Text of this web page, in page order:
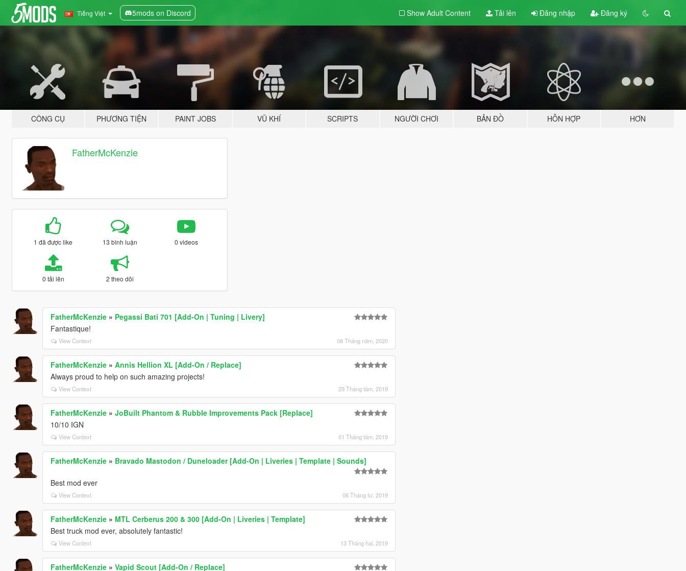
Tiếng Việt 5mods on Discord Show Adult Content Tải lên Đăng nhập Đăng ký
CÔNG CỤ PHƯƠNG TIỆN PAINT JOBS VŨ KHÍ SCRIPTS NGƯỜI CHƠI BẢN ĐỒ HỖN HỢP HƠN
FatherMcKenzie
1 đã được like 13 bình luận 0 videos
0 tải lên 2 theo dõi
FatherMcKenzie» Pegassi Bati 701 [Add-On | Tuning | Livery]
Fantastique!
View Context 08 Tháng năm, 2020
FatherMcKenzie» Annis Hellion XL [Add-On / Replace]
Always proud to help on such amazing projects!
View Context 29 Tháng tám, 2019
FatherMcKenzie» JoBuilt Phantom & Rubble Improvements Pack [Replace]
10/10 IGN
View Context 01 Tháng tám, 2019
FatherMcKenzie» Bravado Mastodon / Duneloader [Add-On | Liveries | Template | Sounds]
Best mod ever
View Context 06 Tháng tư, 2019
FatherMcKenzie» MTL Cerberus 200 & 300 [Add-On | Liveries | Template]
Best truck mod ever, absolutely fantastic!
View Context 13 Tháng hai, 2019
FatherMcKenzie» Vapid Scout [Add-On / Replace]